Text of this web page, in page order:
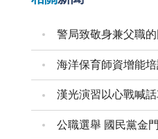
警局致敬身兼父職